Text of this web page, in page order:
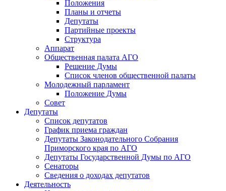
Положения
Планы и отчеты
Депутаты
Партийные проекты
Структура
Аппарат
Общественная палата АГО
Решение Думы
Список членов общественной палаты
Молодежный парламент
Положение Думы
Совет
Депутаты
Список депутатов
График приема граждан
Депутаты Законодательного Собрания
Приморского края по АГО
Депутаты Государственной Думы по АГО
Сенаторы
Сведения о доходах депутатов
Деятельность